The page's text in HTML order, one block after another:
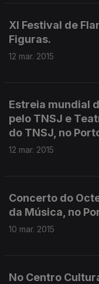
XI Festival de
Figuras.
12 mar. 2015
Estreia mundial
pelo TNSJ e
do TNSJ, no
12 mar. 2015
Concerto do
da Música, no
10 mar. 2015
No Centro